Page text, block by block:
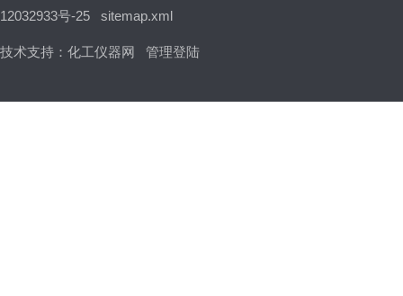
12032933号-25 sitemap.xml
技术支持： 化工仪器网 管理登陆